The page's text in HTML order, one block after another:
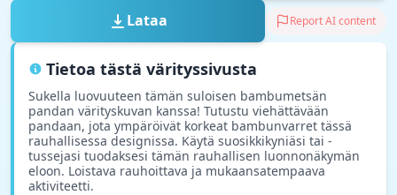
Lataa Report AI content
Tietoa tästä värityssivusta
Sukella luovuuteen tämän suloisen bambumetsän
pandan värityskuvan kanssa! Tutustu viehättävään
pandaan, jota ympäröivät korkeat bambunvarret tässä
rauhallisessa designissa. Käytä suosikkikyniäsi tai -
tussejasi tuodaksesi tämän rauhallisen luonnonäkymän
eloon. Loistava rauhoittava ja mukaansatempaava
aktiviteetti.